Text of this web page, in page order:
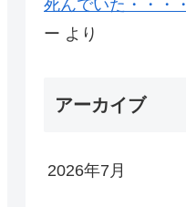
死んでいた・・・・
ー より
アーカイブ
2026年7月